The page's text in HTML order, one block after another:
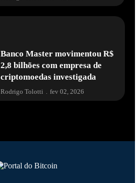
Banco Master movimentou R$
2,8 bilhões com empresa de
criptomoedas investigada
Rodrigo Tolotti fev 02, 2026